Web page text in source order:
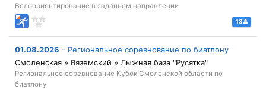
Велоориентирование в заданном направлении
13
01.08.2026 - Региональное соревнование по биатлону
Смоленская » Вяземский » Лыжная база "Русятка"
Региональное соревнование Кубок Смоленской области по
биатлону